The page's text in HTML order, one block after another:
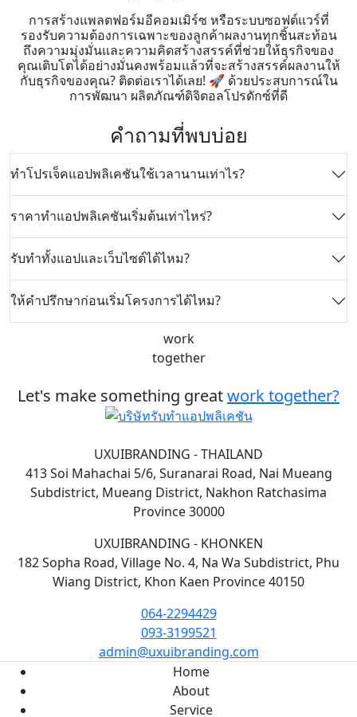
การสร้างแพลตฟอร์มอีคอมเมิร์ซ หรือระบบซอฟต์แวร์ที่
รองรับความต้องการเฉพาะของลูกค้าผลงานทุกชิ้นสะท้อน
ถึงความมุ่งมั่นและความคิดสร้างสรรค์ที่ช่วยให้ธุรกิจของ
คุณเติบโตได้อย่างมั่นคงพร้อมแล้วที่จะสร้างสรรค์ผลงานให้
กับธุรกิจของคุณ? ติดต่อเราได้เลย! 🚀 ด้วยประสบการณ์ใน
การพัฒนา ผลิตภัณฑ์ดิจิตอลโปรดักซ์ที่ดี
คำถามที่พบบ่อย
ทำโปรเจ็คแอปพลิเคชันใช้เวลานานเท่าไร?
ราคาทำแอปพลิเคชันเริ่มต้นเท่าไหร่?
รับทำทั้งแอปและเว็บไซต์ได้ไหม?
ให้คำปรึกษาก่อนเริ่มโครงการได้ไหม?
work
together
Let's make something greatwork together?
UXUIBRANDING - THAILAND
413 Soi Mahachai 5/6, Suranarai Road, Nai Mueang
Subdistrict, Mueang District, Nakhon Ratchasima
Province 30000
UXUIBRANDING - KHONKEN
182 Sopha Road, Village No. 4, Na Wa Subdistrict, Phu
Wiang District, Khon Kaen Province 40150
064-2294429
093-3199521
admin@uxuibranding.com
Home
About
Service